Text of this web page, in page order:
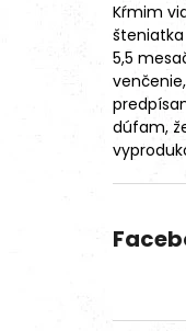
Kŕmim
5,5
dúfam,